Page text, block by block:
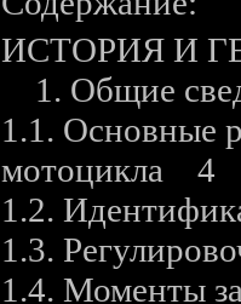
ИСТОРИЯ И
1. Общие
1.1. Основные
мотоцикла 4
1.2.
1.3.
1.4. Моменты